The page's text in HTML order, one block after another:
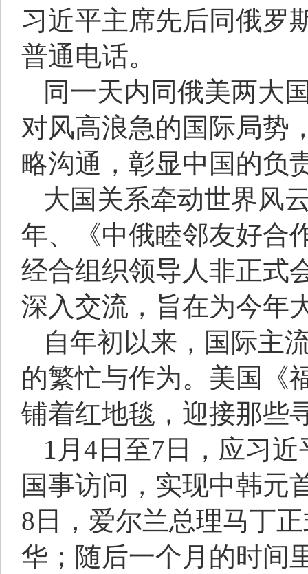
习近平主席先后同俄罗
普通电话。
同一天内同俄美两大
对风高浪急的国际局势
略沟通，彰显中国的负
大国关系牵动世界风
年、《中俄睦邻友好合
经合组织领导人非正式
深入交流，旨在为今年
自年初以来，国际主
的繁忙与作为。美国《
铺着红地毯，迎接那些
1月4日至7日，应习
国事访问，实现中韩元
8日，爱尔兰总理马丁
华；随后一个月的时间